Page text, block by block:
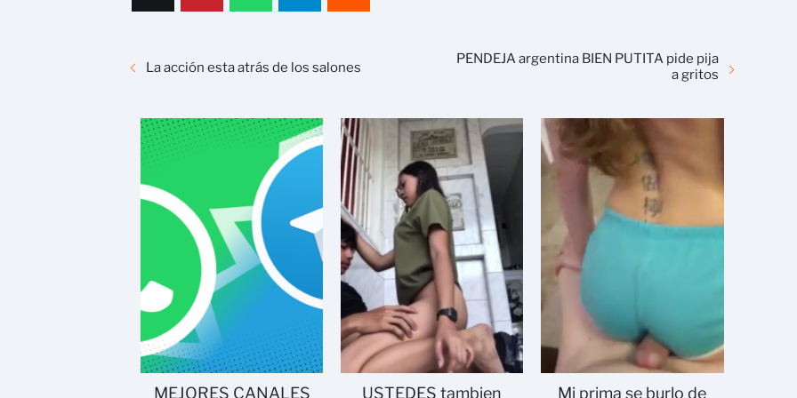
La acción esta atrás de los salones
PENDEJA argentina BIEN PUTITA pide pija
a gritos
MEJORES CANALES USTEDES tambien Mi prima se burlo de